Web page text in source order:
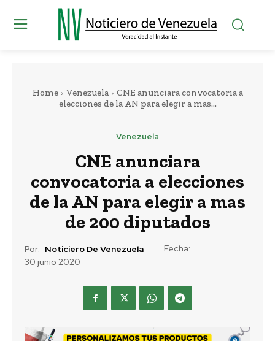
Home Venezuela
CNE anunciara convocatoria a
elecciones de la AN para elegir a mas...
Venezuela
CNE anunciara
convocatoria a elecciones
de la AN para elegir a mas
de 200 diputados
Por: Noticiero De Venezuela
Fecha:
30 junio 2020